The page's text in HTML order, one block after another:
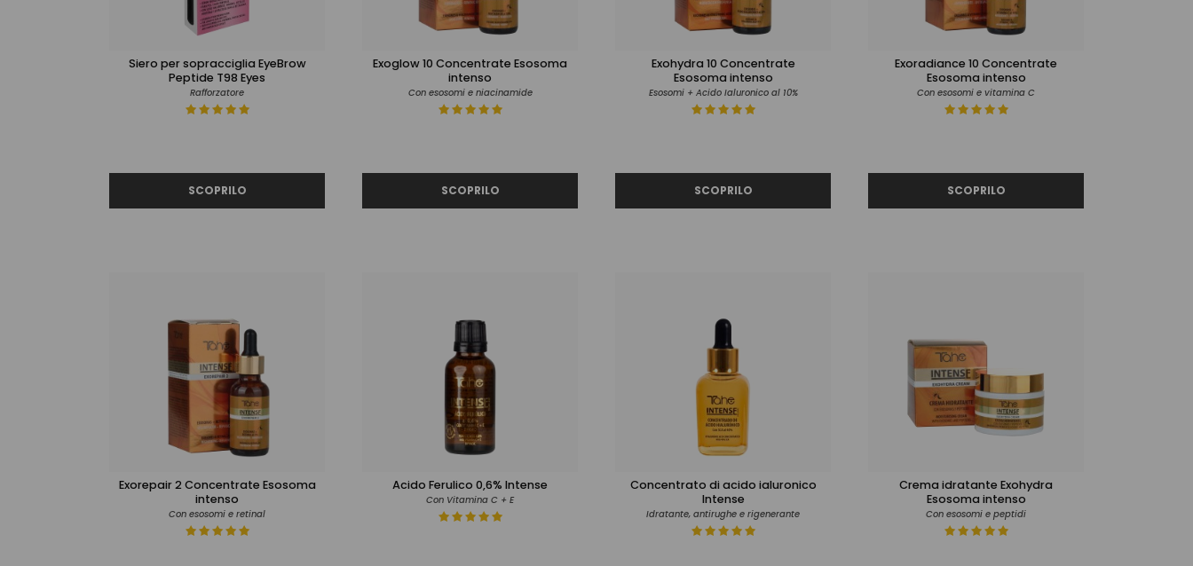
Siero per sopracciglia EyeBrow
Peptide T98 Eyes
Rafforzatore
Exoglow 10 Concentrate Esosoma
intenso
Con esosomi e niacinamide
Exohydra 10 Concentrate
Esosoma intenso
Esosomi + Acido Ialuronico al 10%
Exoradiance 10 Concentrate
Esosoma intenso
Con esosomi e vitamina C
Exorepair 2 Concentrate Esosoma
intenso
Con esosomi e retinal
Acido Ferulico 0,6% Intense
Con Vitamina C + E
Concentrato di acido ialuronico
Intense
Idratante, antirughe e rigenerante
Crema idratante Exohydra
Esosoma intenso
Con esosomi e peptidi